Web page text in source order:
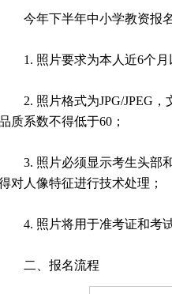
今年下半年中小学教资报
1. 照片要求为本人近6个
2. 照片格式为JPG/JPEG
质系数不得低于60；
3. 照片必须显示考生头部
对人像特征进行技术处理；
4. 照片将用于准考证和考
二、报名流程